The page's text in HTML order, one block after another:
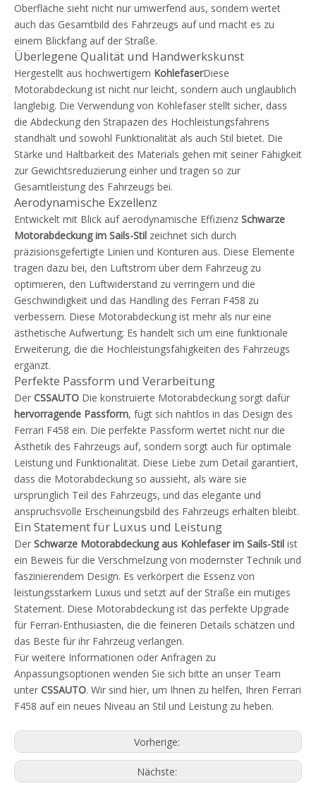
Oberfläche sieht nicht nur umwerfend aus, sondern wertet
auch das Gesamtbild des Fahrzeugs auf und macht es zu
einem Blickfang auf der Straße.
Überlegene Qualität und Handwerkskunst
Hergestellt aus hochwertigem KohlefaserDiese
Motorabdeckung ist nicht nur leicht, sondern auch unglaublich
langlebig. Die Verwendung von Kohlefaser stellt sicher, dass
die Abdeckung den Strapazen des Hochleistungsfahrens
standhält und sowohl Funktionalität als auch Stil bietet. Die
Stärke und Haltbarkeit des Materials gehen mit seiner Fähigkeit
zur Gewichtsreduzierung einher und tragen so zur
Gesamtleistung des Fahrzeugs bei.
Aerodynamische Exzellenz
Entwickelt mit Blick auf aerodynamische Effizienz Schwarze
Motorabdeckung im Sails-Stil zeichnet sich durch
präzisionsgefertigte Linien und Konturen aus. Diese Elemente
tragen dazu bei, den Luftstrom über dem Fahrzeug zu
optimieren, den Luftwiderstand zu verringern und die
Geschwindigkeit und das Handling des Ferrari F458 zu
verbessern. Diese Motorabdeckung ist mehr als nur eine
ästhetische Aufwertung; Es handelt sich um eine funktionale
Erweiterung, die die Hochleistungsfähigkeiten des Fahrzeugs
ergänzt.
Perfekte Passform und Verarbeitung
Der CSSAUTO Die konstruierte Motorabdeckung sorgt dafür
hervorragende Passform, fügt sich nahtlos in das Design des
Ferrari F458 ein. Die perfekte Passform wertet nicht nur die
Ästhetik des Fahrzeugs auf, sondern sorgt auch für optimale
Leistung und Funktionalität. Diese Liebe zum Detail garantiert,
dass die Motorabdeckung so aussieht, als wäre sie
ursprünglich Teil des Fahrzeugs, und das elegante und
anspruchsvolle Erscheinungsbild des Fahrzeugs erhalten bleibt.
Ein Statement für Luxus und Leistung
Der Schwarze Motorabdeckung aus Kohlefaser im Sails-Stil ist
ein Beweis für die Verschmelzung von modernster Technik und
faszinierendem Design. Es verkörpert die Essenz von
leistungsstarkem Luxus und setzt auf der Straße ein mutiges
Statement. Diese Motorabdeckung ist das perfekte Upgrade
für Ferrari-Enthusiasten, die die feineren Details schätzen und
das Beste für ihr Fahrzeug verlangen.
Für weitere Informationen oder Anfragen zu
Anpassungsoptionen wenden Sie sich bitte an unser Team
unter CSSAUTO. Wir sind hier, um Ihnen zu helfen, Ihren Ferrari
F458 auf ein neues Niveau an Stil und Leistung zu heben.
Vorherige:
Nächste: